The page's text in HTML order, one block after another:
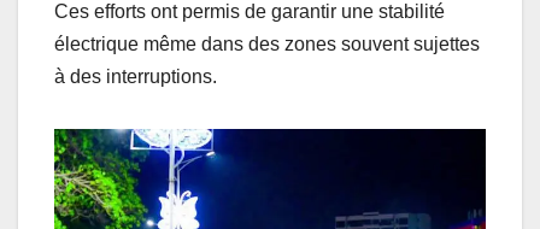
Ces efforts ont permis de garantir une stabilité
électrique même dans des zones souvent sujettes
à des interruptions.